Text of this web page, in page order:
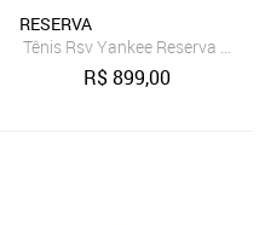
RESERVA
Tênis Rsv Yankee Reserva
R$899,00